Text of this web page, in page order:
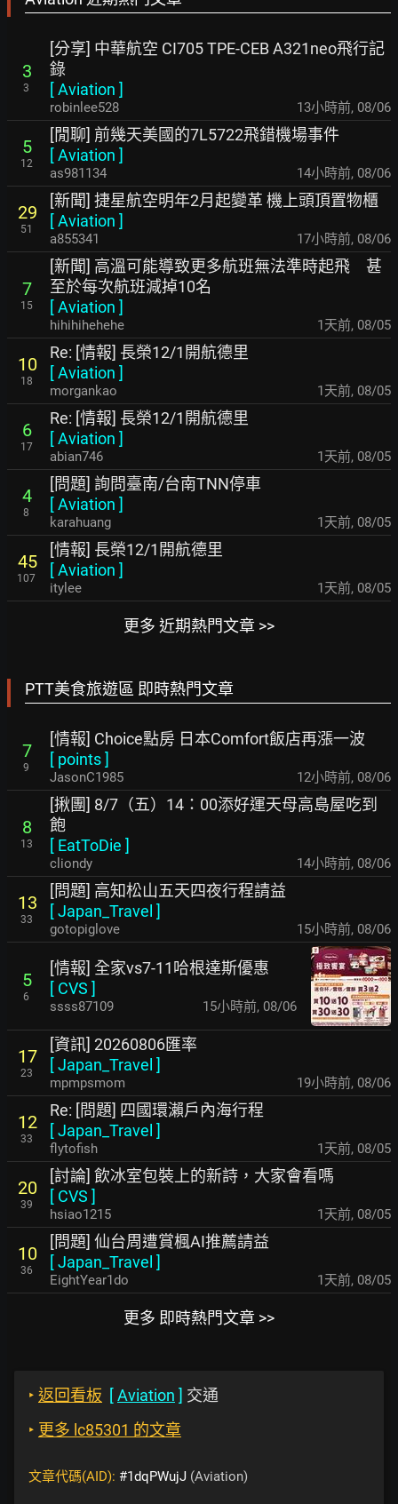
3
3
[分享] 中華航空 CI705 TPE-CEB A321neo飛行記
錄
[Aviation ]
robinlee528 13小時前, 08/06
5
12
[閒聊] 前幾天美國的7L5722飛錯機場事件
[Aviation ]
as981134 14小時前, 08/06
29
51
[新聞] 捷星航空明年2月起變革 機上頭頂置物櫃
[Aviation ]
a855341 17小時前, 08/06
7
15
[新聞] 高溫可能導致更多航班無法準時起飛 甚
至於每次航班減掉10名
[Aviation ]
hihihihehehe 1天前, 08/05
10
18
Re: [情報] 長榮12/1開航德里
[Aviation ]
morgankao 1天前, 08/05
6
17
Re: [情報] 長榮12/1開航德里
[Aviation ]
abian746 1天前, 08/05
4
8
[問題] 詢問臺南/台南TNN停車
[Aviation ]
karahuang 1天前, 08/05
45
107
[情報] 長榮12/1開航德里
[Aviation ]
itylee 1天前, 08/05
更多 近期熱門文章 >>
PTT美食旅遊區 即時熱門文章
7
9
[情報] Choice點房 日本Comfort飯店再漲一波
[ points]
JasonC1985 12小時前, 08/06
8
13
[揪團] 8/7（五）14：00添好運天母高島屋吃到
飽
[ EatToDie ]
cliondy 14小時前, 08/06
13
33
[問題] 高知松山五天四夜行程請益
[Japan_Travel ]
gotopiglove 15小時前, 08/06
5
6
[情報] 全家vs7-11哈根達斯優惠
[ CVS ]
ssss87109 15小時前, 08/06
17
23
[資訊] 20260806匯率
[Japan_Travel ]
mpmpsmom 19小時前, 08/06
12
33
Re: [問題] 四國環瀨戶內海行程
[Japan_Travel ]
flytofish 1天前, 08/05
20
39
[討論] 飲冰室包裝上的新詩，大家會看嗎
[ CVS ]
hsiao1215 1天前, 08/05
10
36
[問題] 仙台周遭賞楓AI推薦請益
[Japan_Travel ]
EightYear1do 1天前, 08/05
更多 即時熱門文章 >>
‣ 返回看板 [Aviation ] 交通
‣ 更多 lc85301 的文章
文章代碼(AID): #1dqPWujJ (Aviation)